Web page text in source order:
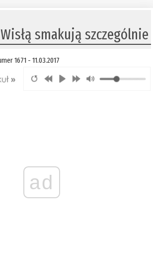
smakują szczególnie
1671 - 11.03.2017
ad